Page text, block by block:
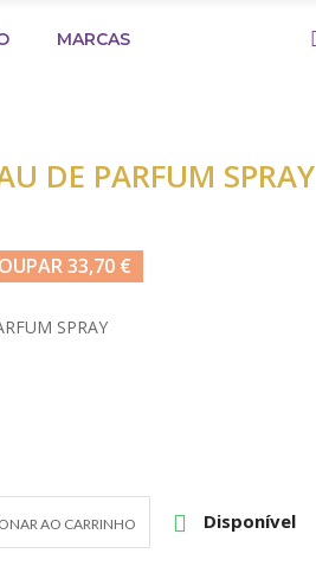
MARCAS
DE PARFUM SPRAY
33,70 €
SPRAY
AO CARRINHO  Disponível